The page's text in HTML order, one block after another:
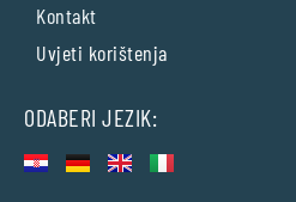
Kontakt
Uvjeti korištenja
ODABERI JEZIK: